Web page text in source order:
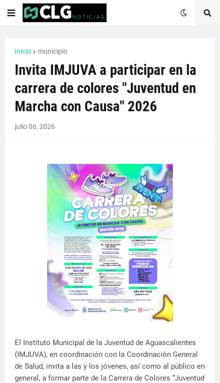
Inicio municipio
Invita IMJUVA a participar en la
carrera de colores "Juventud en
Marcha con Causa" 2026
julio 06, 2026
El Instituto Municipal de la Juventud de Aguascalientes
(IMJUVA), en coordinación con la Coordinación General
de Salud, invita a las y los jóvenes, así como al público en
general, a formar parte de la Carrera de Colores “Juventud